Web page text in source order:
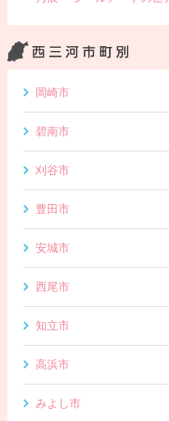
岡崎市
碧南市
刈谷市
豊田市
安城市
西尾市
知立市
高浜市
みよし市